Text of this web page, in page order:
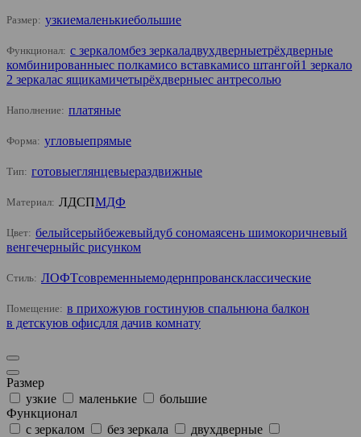
Размер: узкиемаленькиебольшие
Функционал: с зеркаломбез зеркаладвухдверныетрёхдверные
комбинированныес полкамисо вставкамисо штангой1 зеркало
2 зеркалас ящикамичетырёхдверныес антресолью
Наполнение: платяные
Форма: угловыепрямые
Тип: готовыеглянцевыераздвижные
Материал: ЛДСПМДФ
Цвет: белыйсерыйбежевыйдуб сономаясень шимокоричневый
венгечерныйс рисунком
Стиль: ЛОФТсовременныемодернпровансклассические
Помещение: в прихожуюв гостинуюв спальнюна балкон
в детскуюв офисдля дачив комнату
Размер
узкие
маленькие
большие
Функционал
с зеркалом
без зеркала
двухдверные